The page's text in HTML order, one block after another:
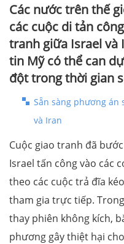
Các nước trên thế
các cuộc di tản
tranh giữa Israel
tin Mỹ có thể can
đột trong thời gian
Sẵn sàng phương án
và Iran
Cuộc giao tranh đã
Israel tấn công vào các
theo các cuộc trả đĩa
tham gia trực tiếp.
thay phiên không kích,
phương gây thiệt hại